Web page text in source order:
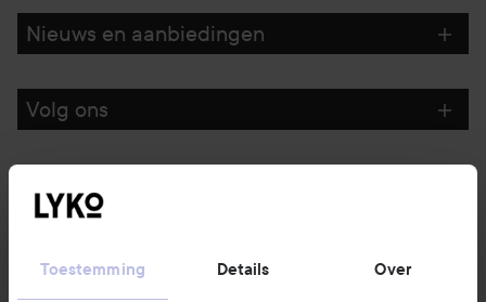
Toestemming Details Over
Nieuws en aanbiedingen
Volg ons
Informatie